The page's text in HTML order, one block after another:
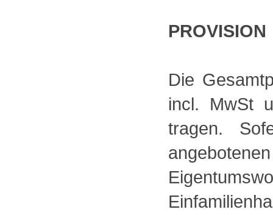
PROVISION
Die
incl. MwSt
tragen.